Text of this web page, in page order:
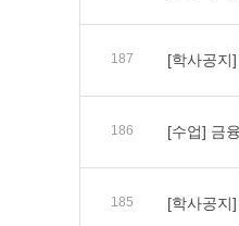
187 [학사공지
186 [수업] 금
185 [학사공지